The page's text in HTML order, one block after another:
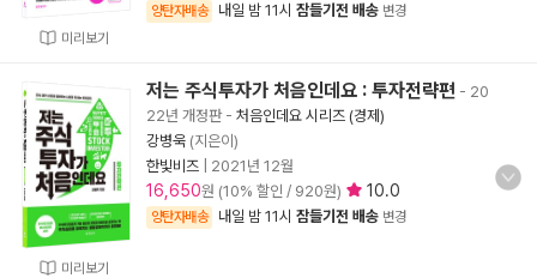
미리보기
양탄자배송 내일 밤 11시 잠들기전 배송 변경
미리보기
저는 주식투자가 처음인데요 : 투자전략편 - 20
22년 개정판- 처음인데요 시리즈 (경제)
강병욱 (지은이)
한빛비즈
2021년 12월
16,650원 (10% 할인 / 920원) 10.0
양탄자배송 내일 밤 11시 잠들기전 배송 변경